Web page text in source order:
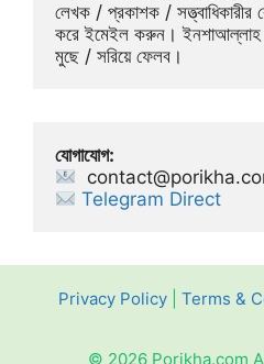
লেখক / প্রকাশক /
করে ইমেইল করুন।
মুছে / সরিয়ে ফেলব।
যোগাযোগ:
Telegram Direct
Privacy Policy| Terms &
© 2026 Porikha.com